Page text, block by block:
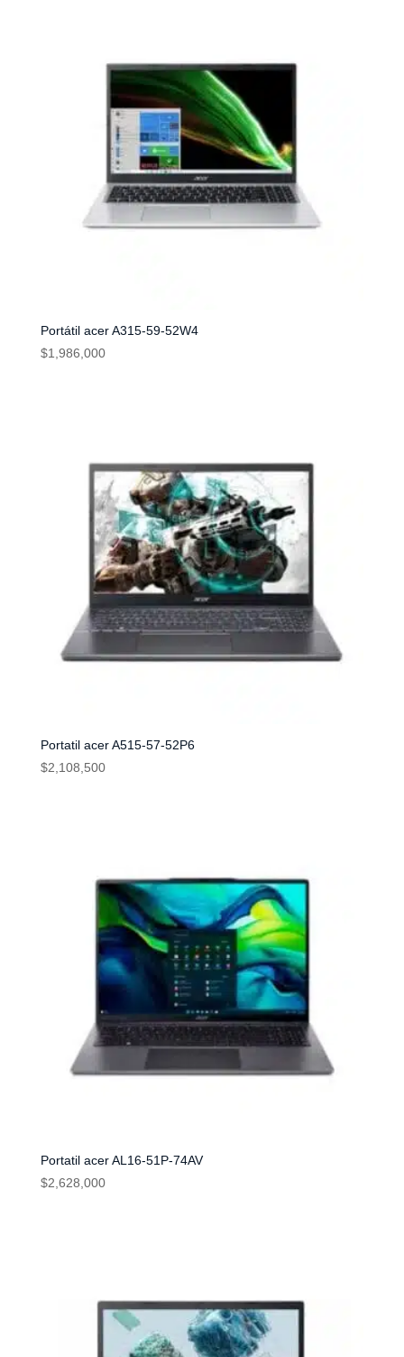
Portátil acer A315-59-52W4
$1,986,000
Portatil acer A515-57-52P6
$2,108,500
Portatil acer AL16-51P-74AV
$2,628,000